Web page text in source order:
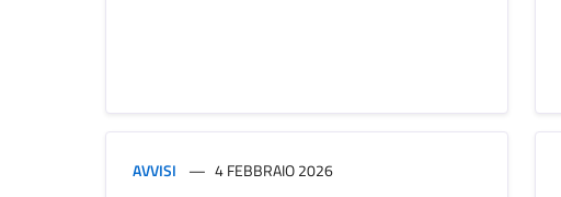
AVVISI 4 FEBBRAIO 2026